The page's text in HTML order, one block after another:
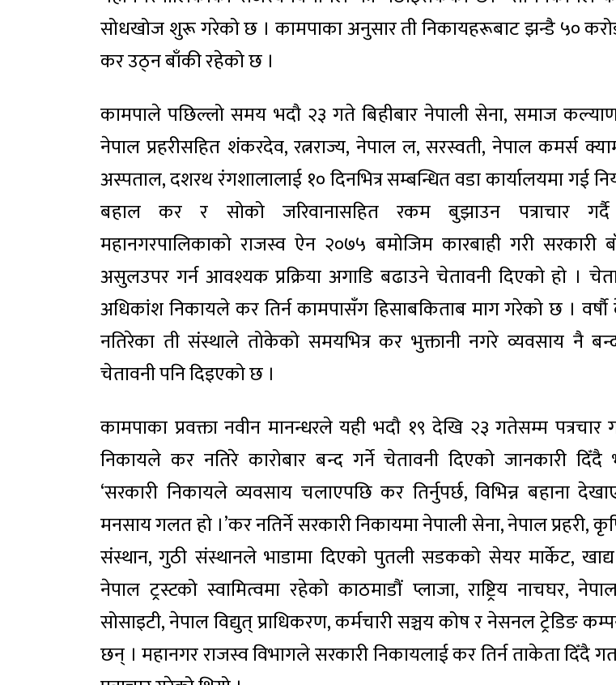
सोधखोज शुरू गरेको छ । कामपाका अनुसार ती निकायहरूबाट झन्डै ५०
कर उठ्न बाँकी रहेको छ ।
कामपाले पछिल्लो समय भदौ २३ गते बिहीबार नेपाली सेना, समाज
नेपाल प्रहरीसहित शंकरदेव, रत्नराज्य, नेपाल ल, सरस्वती, नेपाल कमर्स
अस्पताल, दशरथ रंगशालालाई १० दिनभित्र सम्बन्धित वडा कार्यालयमा गई
बहाल कर र सोको जरिवानासहित रकम बुझाउन पत्राचार
महानगरपालिकाको राजस्व ऐन २०७५ बमोजिम कारबाही गरी सरकारी
असुलउपर गर्न आवश्यक प्रक्रिया अगाडि बढाउने चेतावनी दिएको हो ।
अधिकांश निकायले कर तिर्न कामपासँग हिसाबकिताब माग गरेको छ ।
नतिरेका ती संस्थाले तोकेको समयभित्र कर भुक्तानी नगरे व्यवसाय नै
चेतावनी पनि दिइएको छ ।
कामपाका प्रवक्ता नवीन मानन्धरले यही भदौ १९ देखि २३ गतेसम्म पत्रचार
निकायले कर नतिरे कारोबार बन्द गर्ने चेतावनी दिएको जानकारी दिँदै
‘सरकारी निकायले व्यवसाय चलाएपछि कर तिर्नुपर्छ, विभिन्न बहाना
मनसाय गलत हो ।’कर नतिर्ने सरकारी निकायमा नेपाली सेना, नेपाल प्रहरी,
संस्थान, गुठी संस्थानले भाडामा दिएको पुतली सडकको सेयर मार्केट,
नेपाल ट्रस्टको स्वामित्वमा रहेको काठमाडौं प्लाजा, राष्ट्रिय नाचघर,
सोसाइटी, नेपाल विद्युत् प्राधिकरण, कर्मचारी सञ्चय कोष र नेसनल ट्रेडिङ
छन् । महानगर राजस्व विभागले सरकारी निकायलाई कर तिर्न ताकेता दिँदै